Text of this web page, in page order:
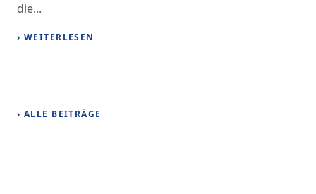
die...
› WEITERLESEN
› ALLE BEITRÄGE